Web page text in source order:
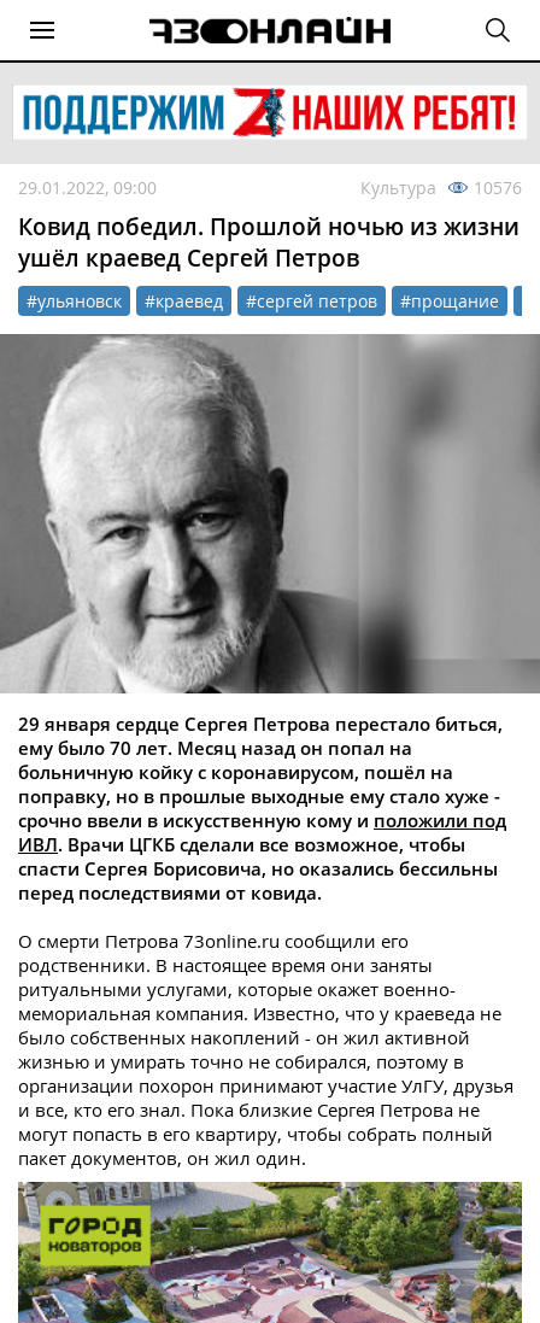
29.01.2022, 09:00 Культура 10576
Ковид победил. Прошлой ночью из жизни
ушёл краевед Сергей Петров
#ульяновск #краевед #сергей петров #прощание
29 января сердце Сергея Петрова перестало биться,
ему было 70 лет. Месяц назад он попал на
больничную койку с коронавирусом, пошёл на
поправку, но в прошлые выходные ему стало хуже -
срочно ввели в искусственную кому и положили под
ИВЛ. Врачи ЦГКБ сделали все возможное, чтобы
спасти Сергея Борисовича, но оказались бессильны
перед последствиями от ковида.
О смерти Петрова 73online.ru сообщили его
родственники. В настоящее время они заняты
ритуальными услугами, которые окажет военно-
мемориальная компания. Известно, что у краеведа не
было собственных накоплений - он жил активной
жизнью и умирать точно не собирался, поэтому в
организации похорон принимают участие УлГУ, друзья
и все, кто его знал. Пока близкие Сергея Петрова не
могут попасть в его квартиру, чтобы собрать полный
пакет документов, он жил один.